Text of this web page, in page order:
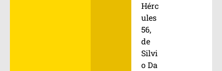
Hérc
ules
56,
de
Silvi
o Da